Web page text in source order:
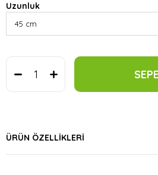
Uzunluk
ÜRÜN ÖZELLIKLERI